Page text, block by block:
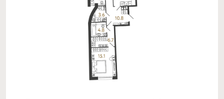
Семейная ипотека с субсидией от
Застройщика
1-й взнос
от 30%
платёж